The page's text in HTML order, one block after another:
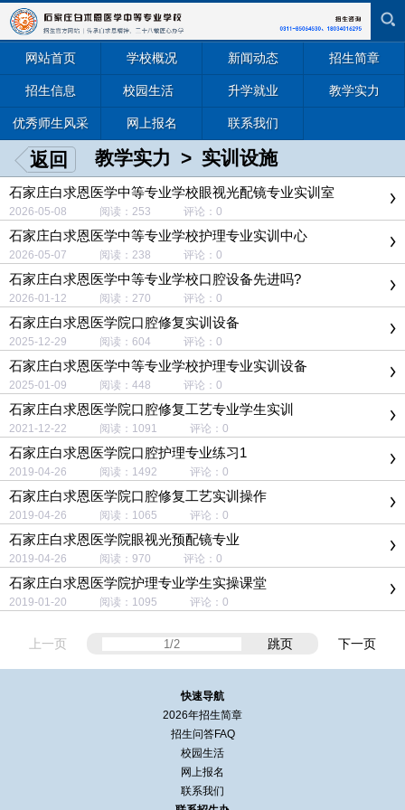
网站首页 学校概况 新闻动态 招生简章
招生信息 校园生活 升学就业 教学实力
优秀师生风采 网上报名 联系我们
返回 教学实力 > 实训设施
石家庄白求恩医学中等专业学校眼视光配镜专业实训室
2026-05-08 阅读：253 评论：0
石家庄白求恩医学中等专业学校护理专业实训中心
2026-05-07 阅读：238 评论：0
石家庄白求恩医学中等专业学校口腔设备先进吗?
2026-01-12 阅读：270 评论：0
石家庄白求恩医学院口腔修复实训设备
2025-12-29 阅读：604 评论：0
石家庄白求恩医学中等专业学校护理专业实训设备
2025-01-09 阅读：448 评论：0
石家庄白求恩医学院口腔修复工艺专业学生实训
2021-12-22 阅读：1091 评论：0
石家庄白求恩医学院口腔护理专业练习1
2019-04-26 阅读：1492 评论：0
石家庄白求恩医学院口腔修复工艺实训操作
2019-04-26 阅读：1065 评论：0
石家庄白求恩医学院眼视光预配镜专业
2019-04-26 阅读：970 评论：0
石家庄白求恩医学院护理专业学生实操课堂
2019-01-20 阅读：1095 评论：0
上一页 跳页 下一页
快速导航
2026年招生简章
招生问答FAQ
校园生活
网上报名
联系我们